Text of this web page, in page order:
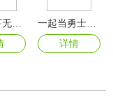
霸王天下无限元宝版
详情